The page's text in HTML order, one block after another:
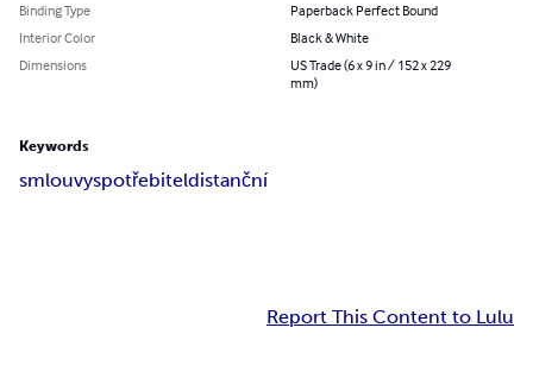
Binding Type
Paperback Perfect Bound
Interior Color
Black & White
Dimensions
US Trade (6 x 9 in / 152 x 229
mm)
Keywords
smlouvyspotřebiteldistanční
Report This Content to Lulu